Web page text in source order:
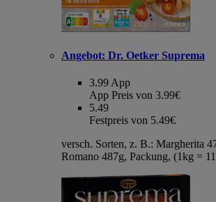
Angebot: Dr. Oetker Suprema
3.99 App
App Preis von 3.99€
5.49
Festpreis von 5.49€
versch. Sorten, z. B.: Margherita
Romano 487g, Packung, (1kg =